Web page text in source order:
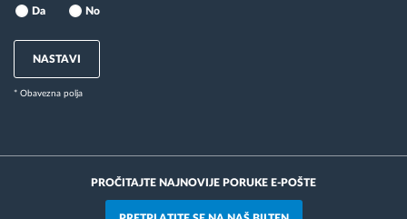
Da No
NASTAVI
* Obavezna polja
PROČITAJTE NAJNOVIJE PORUKE E-POŠTE